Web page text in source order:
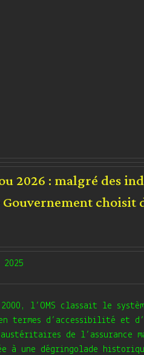
2026 : malgré des
choisit
l’OMS classait le
en termes d’accessibilité et
de l’assurance
à une dégringolade